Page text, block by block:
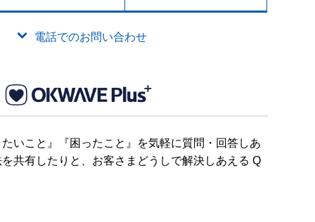
電話でのお問い合わせ
いこと』『困ったこと』を気軽に質問・回答しあ
共有したりと、お客さまどうしで解決しあえる Q